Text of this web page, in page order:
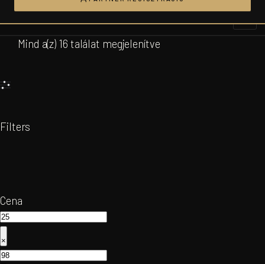
Ugrás
a
tartalomhoz
Mind a(z) 16 találat megjelenítve
Filters
Cena
×